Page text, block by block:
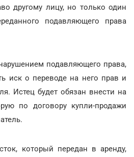
другому лицу, но только один
подавляющего права
подавляющего права,
иск о переводе на него прав и
Истец будет обязан внести на
по договору купли-продажи
который передан в аренду,